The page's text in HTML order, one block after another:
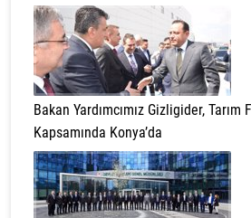
Bakan Yardımcımız Gizligider, Tarım
Kapsamında Konya’da